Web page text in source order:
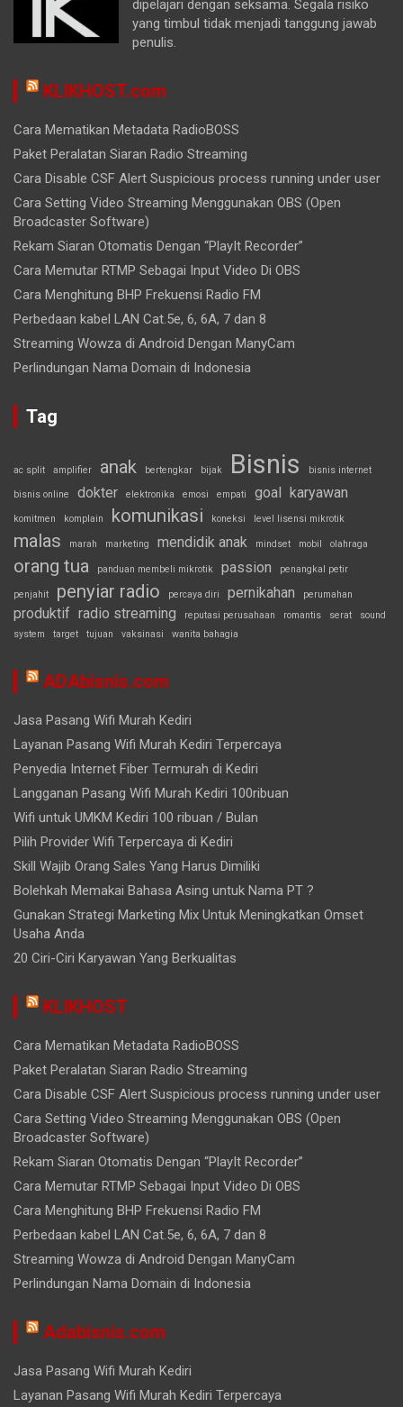
dipelajari dengan seksama. Segala risiko
yang timbul tidak menjadi tanggung jawab
penulis.
KLIKHOST.com
Cara Mematikan Metadata RadioBOSS
Paket Peralatan Siaran Radio Streaming
Cara Disable CSF Alert Suspicious process running under user
Cara Setting Video Streaming Menggunakan OBS (Open
Broadcaster Software)
Rekam Siaran Otomatis Dengan “PlayIt Recorder”
Cara Memutar RTMP Sebagai Input Video Di OBS
Cara Menghitung BHP Frekuensi Radio FM
Perbedaan kabel LAN Cat.5e, 6, 6A, 7 dan 8
Streaming Wowza di Android Dengan ManyCam
Perlindungan Nama Domain di Indonesia
Tag
ac split amplifier anak bertengkar bijak Bisnis bisnis internet
bisnis online dokter elektronika emosi empati goal karyawan
komitmen komplain komunikasi koneksi level lisensi mikrotik
malas marah marketing mendidik anak mindset mobil olahraga
orang tua panduan membeli mikrotik passion penangkal petir
penjahit penyiar radio percaya diri pernikahan perumahan
produktif radio streaming reputasi perusahaan romantis serat
sound
system
target tujuan vaksinasi wanita bahagia
ADAbisnis.com
Jasa Pasang Wifi Murah Kediri
Layanan Pasang Wifi Murah Kediri Terpercaya
Penyedia Internet Fiber Termurah di Kediri
Langganan Pasang Wifi Murah Kediri 100ribuan
Wifi untuk UMKM Kediri 100 ribuan / Bulan
Pilih Provider Wifi Terpercaya di Kediri
Skill Wajib Orang Sales Yang Harus Dimiliki
Bolehkah Memakai Bahasa Asing untuk Nama PT ?
Gunakan Strategi Marketing Mix Untuk Meningkatkan Omset
Usaha Anda
20 Ciri-Ciri Karyawan Yang Berkualitas
KLIKHOST
Cara Mematikan Metadata RadioBOSS
Paket Peralatan Siaran Radio Streaming
Cara Disable CSF Alert Suspicious process running under user
Cara Setting Video Streaming Menggunakan OBS (Open
Broadcaster Software)
Rekam Siaran Otomatis Dengan “PlayIt Recorder”
Cara Memutar RTMP Sebagai Input Video Di OBS
Cara Menghitung BHP Frekuensi Radio FM
Perbedaan kabel LAN Cat.5e, 6, 6A, 7 dan 8
Streaming Wowza di Android Dengan ManyCam
Perlindungan Nama Domain di Indonesia
Adabisnis.com
Jasa Pasang Wifi Murah Kediri
Layanan Pasang Wifi Murah Kediri Terpercaya